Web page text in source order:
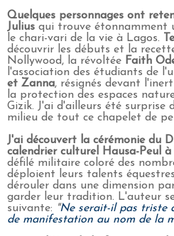
Quelques personnages ont
Julius qui trouve étonnamment
le chari-vari de la vie à Lagos.
découvrir les débuts et la
Nollywood, la révoltée Faith
l'association des étudiants de
et Zanna, résignés devant
la protection des espaces
Gizik. J'ai d'ailleurs été surprise
milieu de tout ce chapelet de
J'ai découvert la cérémonie du
calendrier culturel Hausa-Peul à
défilé militaire coloré des
déploient leurs talents
dérouler dans une dimension
garder leur tradition. L'auteur
suivante: "Ne serait-il pas triste
de manifestation au nom de la